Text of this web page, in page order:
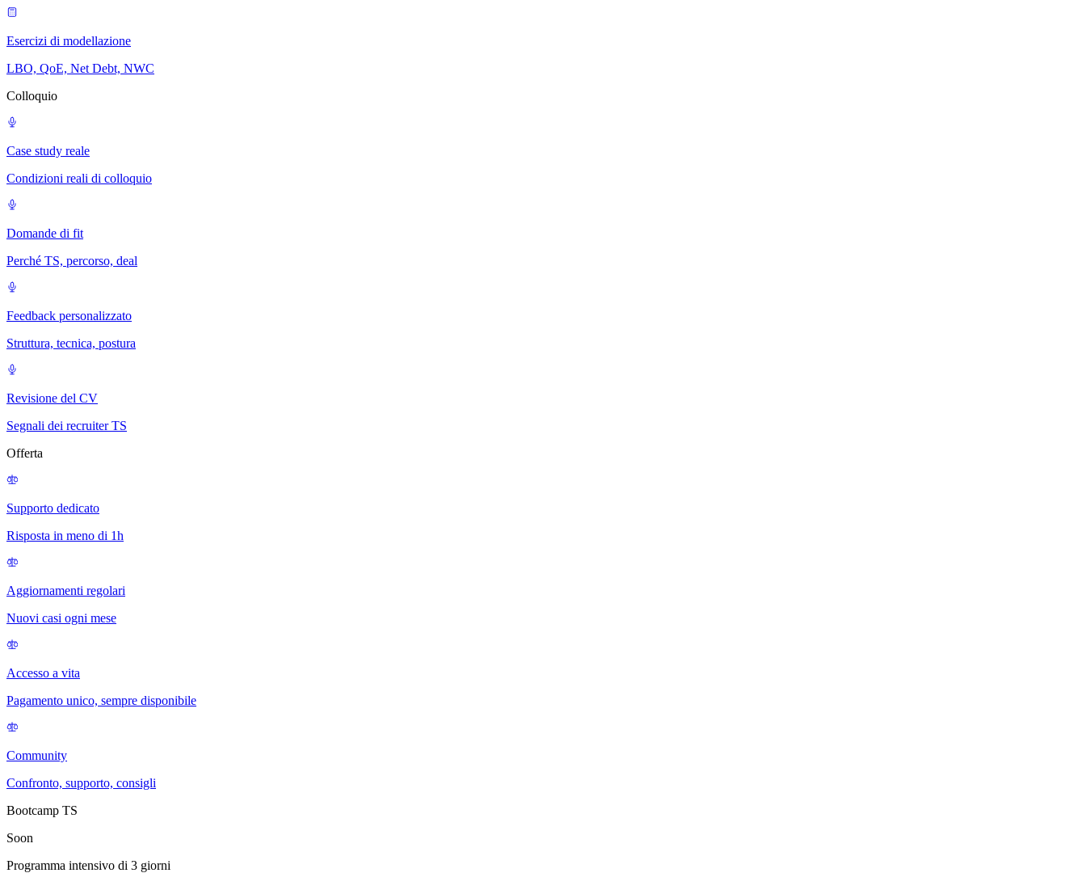
Esercizi di modellazione
LBO, QoE, Net Debt, NWC
Colloquio
Case study reale
Condizioni reali di colloquio
Domande di fit
Perché TS, percorso, deal
Feedback personalizzato
Struttura, tecnica, postura
Revisione del CV
Segnali dei recruiter TS
Offerta
Supporto dedicato
Risposta in meno di 1h
Aggiornamenti regolari
Nuovi casi ogni mese
Accesso a vita
Pagamento unico, sempre disponibile
Community
Confronto, supporto, consigli
Bootcamp TS
Soon
Programma intensivo di 3 giorni